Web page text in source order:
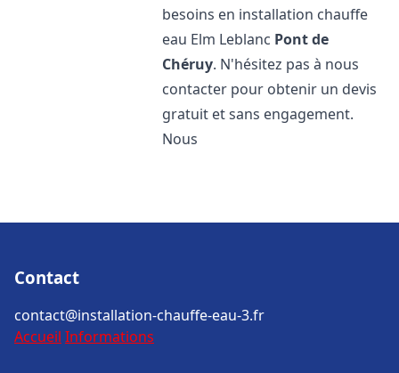
besoins en installation chauffe
eau Elm Leblanc Pont de
Chéruy. N'hésitez pas à nous
contacter pour obtenir un devis
gratuit et sans engagement.
Nous
Contact
contact@installation-chauffe-eau-3.fr
Accueil Informations